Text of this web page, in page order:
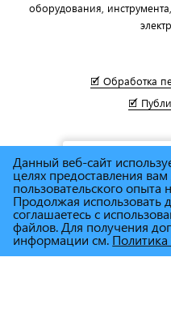
оборудования,
🗹 Обработка
🗹
Позвоните нам!
Данный веб-сайт
целях предоставления
пользовательского опыта
Продолжая использовать
соглашаетесь с
файлов. Для получения
информации см.